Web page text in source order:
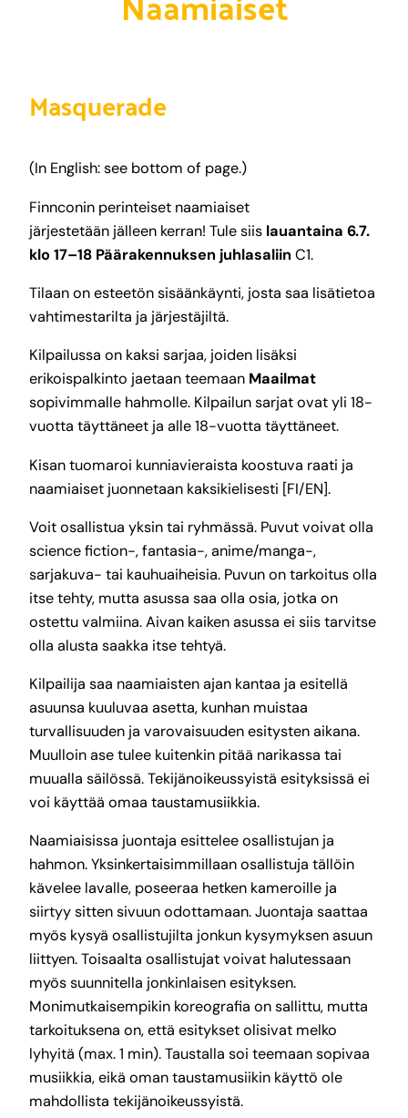
Masquerade
(In English: see bottom of page.)
Finnconin perinteiset naamiaiset
järjestetään jälleen kerran! Tule siis lauantaina 6.7.
klo 17–18 Päärakennuksen juhlasaliin C1.
Tilaan on esteetön sisäänkäynti, josta saa lisätietoa
vahtimestarilta ja järjestäjiltä.
Kilpailussa on kaksi sarjaa, joiden lisäksi
erikoispalkinto jaetaan teemaan Maailmat
sopivimmalle hahmolle. Kilpailun sarjat ovat yli 18-
vuotta täyttäneet ja alle 18-vuotta täyttäneet.
Kisan tuomaroi kunniavieraista koostuva raati ja
naamiaiset juonnetaan kaksikielisesti [FI/EN].
Voit osallistua yksin tai ryhmässä. Puvut voivat olla
science fiction-, fantasia-, anime/manga-,
sarjakuva- tai kauhuaiheisia. Puvun on tarkoitus olla
itse tehty, mutta asussa saa olla osia, jotka on
ostettu valmiina. Aivan kaiken asussa ei siis tarvitse
olla alusta saakka itse tehtyä.
Kilpailija saa naamiaisten ajan kantaa ja esitellä
asuunsa kuuluvaa asetta, kunhan muistaa
turvallisuuden ja varovaisuuden esitysten aikana.
Muulloin ase tulee kuitenkin pitää narikassa tai
muualla säilössä. Tekijänoikeussyistä esityksissä ei
voi käyttää omaa taustamusiikkia.
Naamiaisissa juontaja esittelee osallistujan ja
hahmon. Yksinkertaisimmillaan osallistuja tällöin
kävelee lavalle, poseeraa hetken kameroille ja
siirtyy sitten sivuun odottamaan. Juontaja saattaa
myös kysyä osallistujilta jonkun kysymyksen asuun
liittyen. Toisaalta osallistujat voivat halutessaan
myös suunnitella jonkinlaisen esityksen.
Monimutkaisempikin koreografia on sallittu, mutta
tarkoituksena on, että esitykset olisivat melko
lyhyitä (max. 1 min). Taustalla soi teemaan sopivaa
musiikkia, eikä oman taustamusiikin käyttö ole
mahdollista tekijänoikeussyistä.